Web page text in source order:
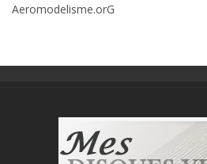
Aeromodelisme.orG